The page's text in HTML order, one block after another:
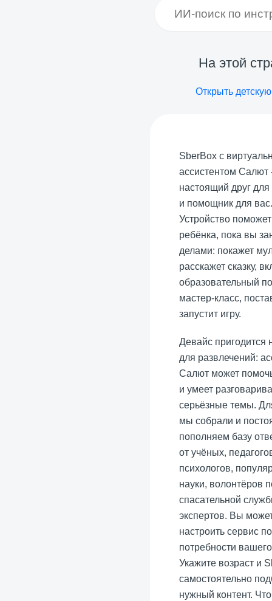
На этой
Открыть
SberBox с
ассистентом
настоящий друг для
и помощник для вас.
Устройство
ребёнка, пока вы
делами: покажет
расскажет сказку,
образовательный
мастер-класс,
запустит игру.
Девайс пригодится
для развлечений:
Салют может
и умеет
серьёзные темы.
мы собрали и
пополняем базу
от учёных,
психологов,
науки, волонтёров
спасательной
экспертов. Вы
настроить сервис
потребности
Укажите возраст и
самостоятельно
нужный контент.